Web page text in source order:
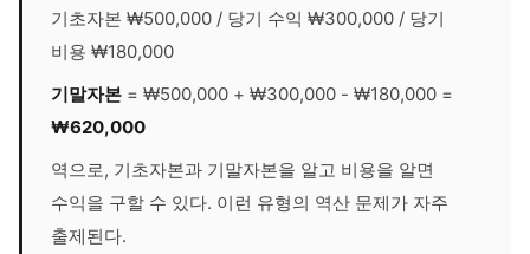
기초자본 ₩500,000 / 당기 수익 ₩300,000 / 당기
비용 ₩180,000
기말자본 = ₩500,000 + ₩300,000 - ₩180,000 =
₩620,000
역으로, 기초자본과 기말자본을 알고 비용을 알면
수익을 구할 수 있다. 이런 유형의 역산 문제가 자주
출제된다.